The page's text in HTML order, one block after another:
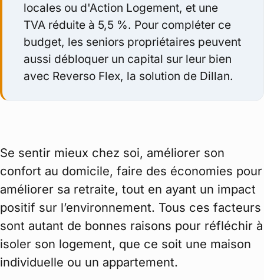
locales ou d'Action Logement, et une
TVA réduite à 5,5 %. Pour compléter ce
budget, les seniors propriétaires peuvent
aussi débloquer un capital sur leur bien
avec Reverso Flex, la solution de Dillan.
Se sentir mieux chez soi, améliorer son
confort au domicile, faire des économies pour
améliorer sa retraite, tout en ayant un impact
positif sur l’environnement. Tous ces facteurs
sont autant de bonnes raisons pour réfléchir à
isoler son logement, que ce soit une maison
individuelle ou un appartement.